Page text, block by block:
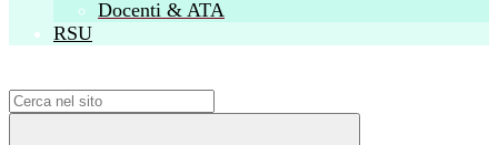
Docenti & ATA
RSU